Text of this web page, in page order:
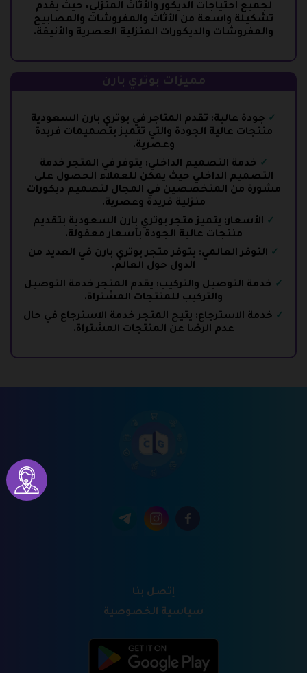
لجميع احتياجات الديكور والأثاث المنزلي، حيث يقدم
تشكيلة واسعة من الأثاث والمفروشات والمصابيح
والمفروشات والديكورات المنزلية العصرية والأنيقة.
مميزات بوتري بارن
جودة عالية: تقدم المتاجر في بوتري بارن السعودية
منتجات عالية الجودة والتي تتميز بتصميمات فريدة
وعصرية.
خدمة التصميم الداخلي: يتوفر في المتجر خدمة
التصميم الداخلي حيث يمكن للعملاء الحصول على
مشورة من المتخصصين في المجال لتصميم ديكورات
منزلية فريدة وعصرية.
الأسعار: يتميز متجر بوتري بارن السعودية بتقديم
منتجات عالية الجودة بأسعار معقولة.
التوفر العالمي: يتوفر متجر بوتري بارن في العديد من
الدول حول العالم.
خدمة التوصيل والتركيب: يقدم المتجر خدمة التوصيل
والتركيب للمنتجات المشتراة.
خدمة الاسترجاع: يتيح المتجر خدمة الاسترجاع في حال
عدم الرضا عن المنتجات المشتراة.
إتصل بنا
سياسية الخصوصية